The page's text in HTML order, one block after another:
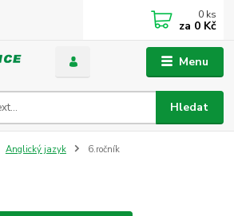
Menu
Hledat
0 ks
za 0 Kč
Anglický jazyk 6.ročník